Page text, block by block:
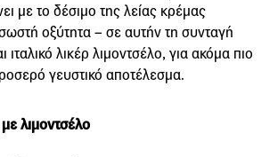
με το δέσιμο της λείας κρέμας
οξύτητα – σε αυτήν τη συνταγή
ιταλικό λικέρ λιμοντσέλο, για ακόμα πιο
γευστικό αποτέλεσμα.
λιμοντσέλο